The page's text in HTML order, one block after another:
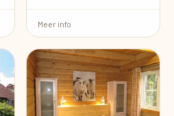
Meer info